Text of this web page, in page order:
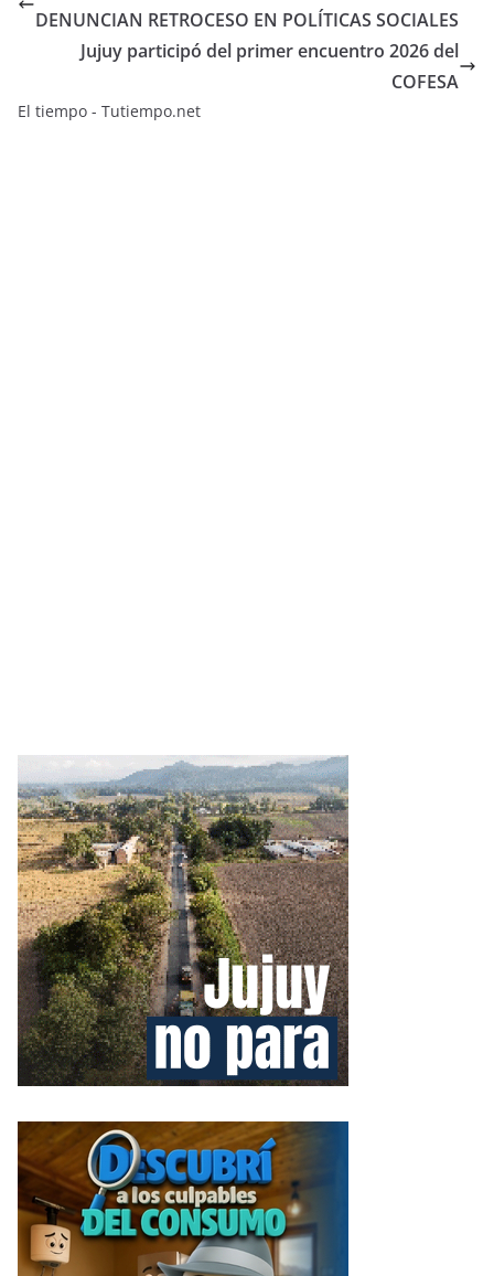
DENUNCIAN RETROCESO EN POLÍTICAS SOCIALES
Jujuy participó del primer encuentro 2026 del
COFESA
El tiempo - Tutiempo.net